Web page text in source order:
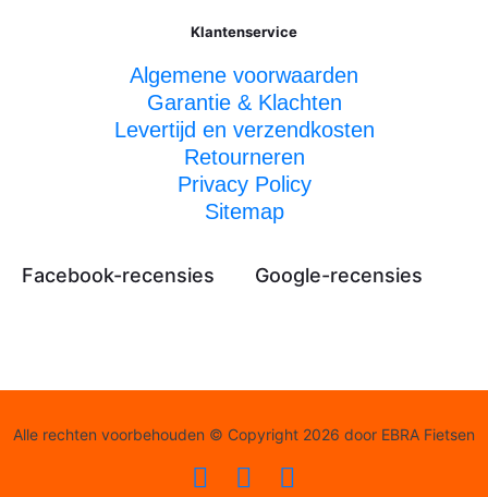
Klantenservice
Algemene voorwaarden
Garantie & Klachten
Levertijd en verzendkosten
Retourneren
Privacy Policy
Sitemap
Facebook-recensies Google-recensies
Alle rechten voorbehouden © Copyright 2026 door EBRA Fietsen